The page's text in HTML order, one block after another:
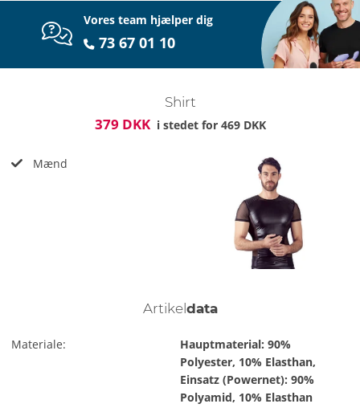
Vores team hjælper dig
73 67 01 10
Shirt
379 DKK i stedet for 469 DKK
Mænd
Artikeldata
Materiale:
Hauptmaterial: 90%
Polyester, 10% Elasthan,
Einsatz (Powernet): 90%
Polyamid, 10% Elasthan